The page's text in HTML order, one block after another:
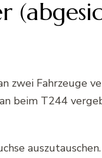
Fahrzeuge
beim T244